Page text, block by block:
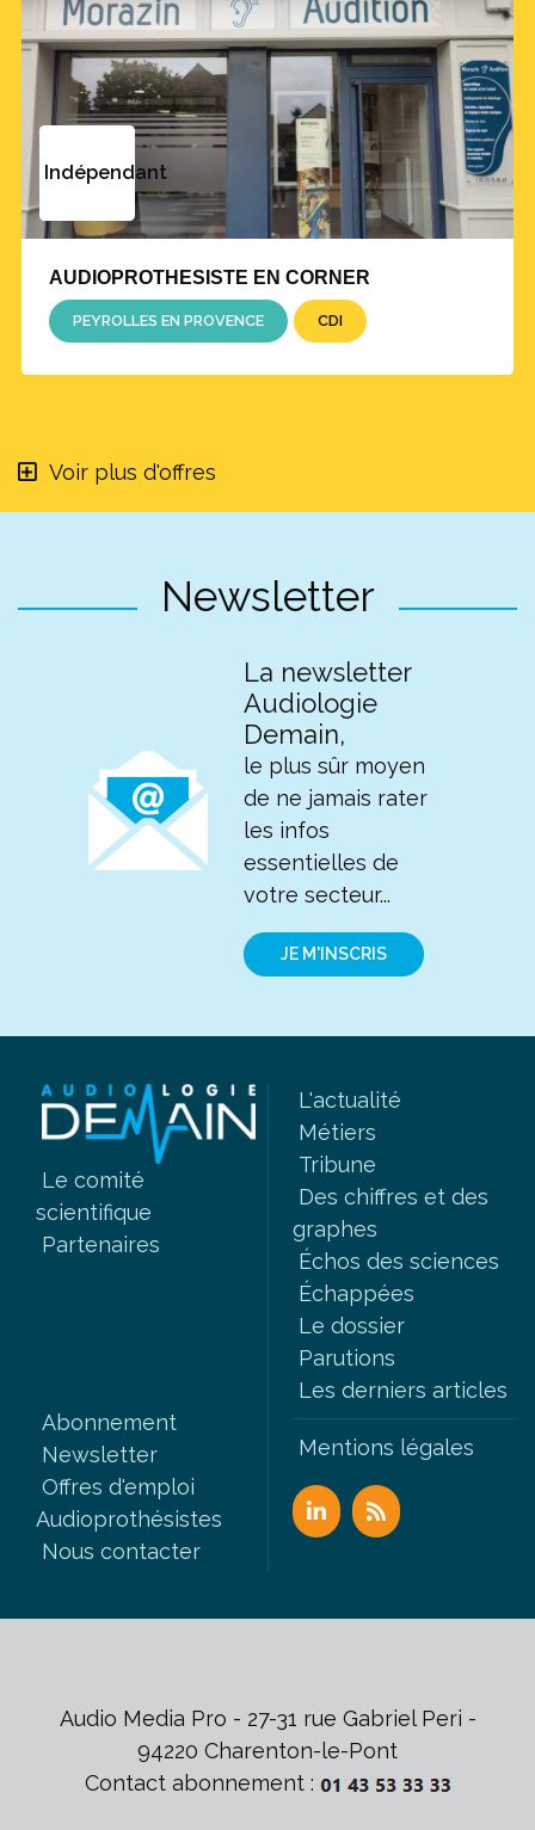
Indépendant
AUDIOPROTHESISTE EN CORNER
PEYROLLES EN PROVENCE CDI
Voir plus d'offres
Newsletter
La newsletter
Audiologie
Demain,
le plus sûr moyen
de ne jamais rater
les infos
essentielles de
votre secteur...
JE M'INSCRIS
Le comité
scientifique
Partenaires
L'actualité
Métiers
Tribune
Des chiffres et des
graphes
Échos des sciences
Échappées
Le dossier
Parutions
Les derniers articles
Abonnement
Newsletter
Offres d'emploi
Audioprothésistes
Nous contacter
Mentions légales
Audio Media Pro - 27-31 rue Gabriel Peri -
94220 Charenton-le-Pont
Contact abonnement :